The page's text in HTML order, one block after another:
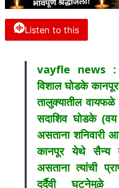
Listen to this
vayfle news :
विशाल घोडके
तालुक्यातील
सदाशिव घोडके
असताना शनिवारी
कानपूर येथे सैन्य
असताना त्यांची
दुर्दैवी घटनेमुळे